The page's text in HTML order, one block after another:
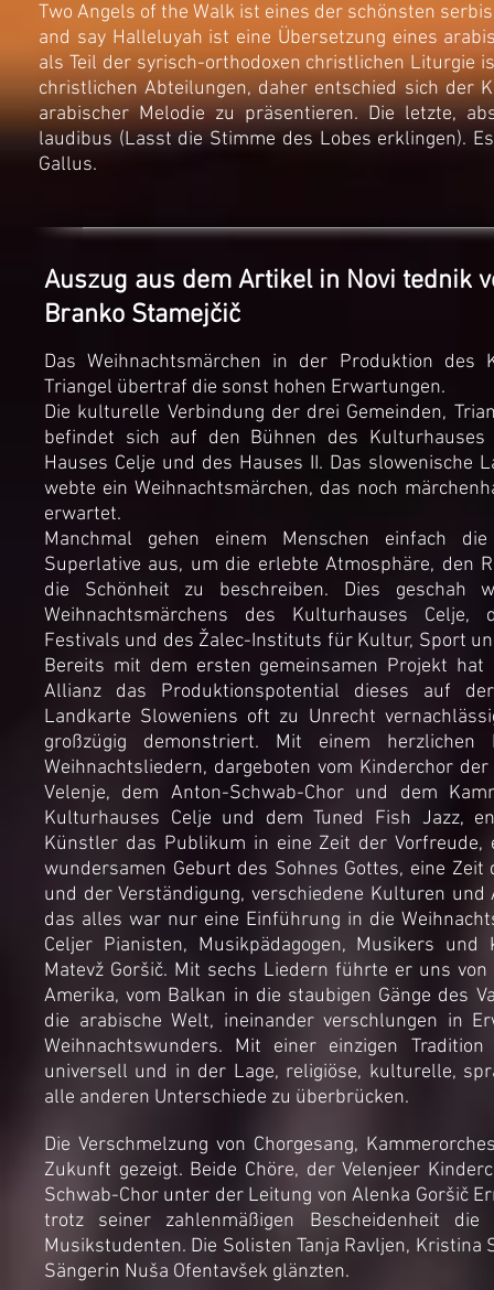
Two Angels of the Walk ist eines der schönsten
and say Halleluyah ist eine Übersetzung eines
als Teil der syrisch-orthodoxen christlichen Liturgie
christlichen Abteilungen, daher entschied sich der
arabischer Melodie zu präsentieren. Die letzte,
laudibus (Lasst die Stimme des Lobes erklingen).
Gallus.
Auszug aus dem Artikel in Novi tednik
Branko Stamejčič
Das Weihnachtsmärchen in der Produktion des
Triangel übertraf die sonst hohen Erwartungen.
Die kulturelle Verbindung der drei Gemeinden,
befindet sich auf den Bühnen des Kulturhauses
Hauses Celje und des Hauses II. Das slowenische
webte ein Weihnachtsmärchen, das noch
erwartet.
Manchmal gehen einem Menschen einfach
Superlative aus, um die erlebte Atmosphäre, den
die Schönheit zu beschreiben. Dies geschah
Weihnachtsmärchens des Kulturhauses Celje,
Festivals und des Žalec-Instituts für Kultur, Sport
Bereits mit dem ersten gemeinsamen Projekt hat
Allianz das Produktionspotential dieses auf
Landkarte Sloweniens oft zu Unrecht
großzügig demonstriert. Mit einem herzlichen
Weihnachtsliedern, dargeboten vom Kinderchor
Velenje, dem Anton-Schwab-Chor und dem
Kulturhauses Celje und dem Tuned Fish Jazz,
Künstler das Publikum in eine Zeit der Vorfreude,
wundersamen Geburt des Sohnes Gottes, eine Zeit
und der Verständigung, verschiedene Kulturen und
das alles war nur eine Einführung in die
Celjer Pianisten, Musikpädagogen, Musikers und
Matevž Goršič. Mit sechs Liedern führte er uns von
Amerika, vom Balkan in die staubigen Gänge des
die arabische Welt, ineinander verschlungen in
Weihnachtswunders. Mit einer einzigen
universell und in der Lage, religiöse, kulturelle,
alle anderen Unterschiede zu überbrücken.
Die Verschmelzung von Chorgesang,
Zukunft gezeigt. Beide Chöre, der Velenjeer
Schwab-Chor unter der Leitung von Alenka Goršič
trotz seiner zahlenmäßigen Bescheidenheit
Musikstudenten. Die Solisten Tanja Ravljen,
Sängerin Nuša Ofentavšek glänzten.